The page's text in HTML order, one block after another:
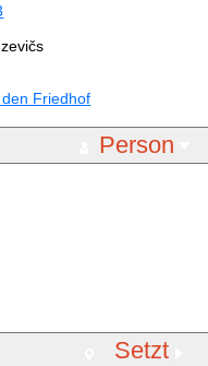
Friedhof
Person
Setzt